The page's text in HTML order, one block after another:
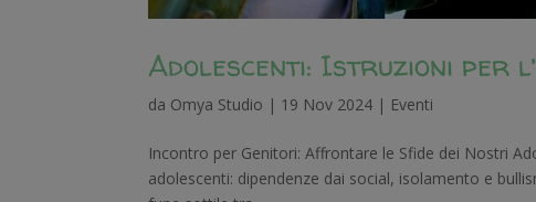
Adolescenti: Istruzioni per
da Omya Studio | 19 Nov 2024 | Eventi
Incontro per Genitori: Affrontare le Sfide dei Nostri
adolescenti: dipendenze dai social, isolamento e